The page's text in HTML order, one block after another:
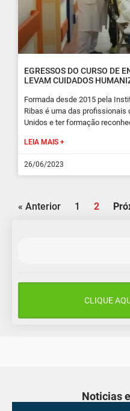
EGRESSOS DO CURSO DE
LEVAM CUIDADOS
Formada desde 2015 pela
Ribas é uma das profissionais
Unidos e ter formação
LEIA MAIS +
26/06/2023
« Anterior 1 2
CLIQUE
Noticias